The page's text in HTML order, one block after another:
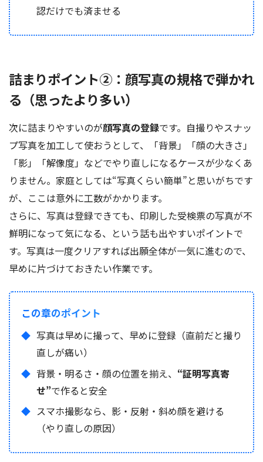
認だけでも済ませる
詰まりポイント②：顔写真の規格で弾かれ
る（思ったより多い）
次に詰まりやすいのが顔写真の登録です。自撮りやスナッ
プ写真を加工して使おうとして、「背景」「顔の大きさ」
「影」「解像度」などでやり直しになるケースが少なくあ
りません。家庭としては“写真くらい簡単”と思いがちです
が、ここは意外に工数がかかります。
さらに、写真は登録できても、印刷した受検票の写真が不
鮮明になって気になる、という話も出やすいポイントで
す。写真は一度クリアすれば出願全体が一気に進むので、
早めに片づけておきたい作業です。
この章のポイント
写真は早めに撮って、早めに登録（直前だと撮り
直しが痛い）
背景・明るさ・顔の位置を揃え、 “証明写真寄
せ”で作ると安全
スマホ撮影なら、影・反射・斜め顔を避ける
（やり直しの原因）